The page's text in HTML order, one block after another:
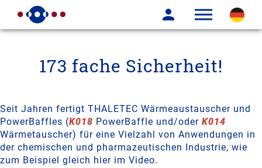
173 fache Sicherheit!
Seit Jahren fertigt THALETEC Wärmeaustauscher und
PowerBaffles (K018 PowerBaffle und/oder K014
Wärmetauscher) für eine Vielzahl von Anwendungen in
der chemischen und pharmazeutischen Industrie, wie
zum Beispiel gleich hier im Video.